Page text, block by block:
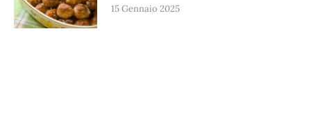
15 Gennaio 2025